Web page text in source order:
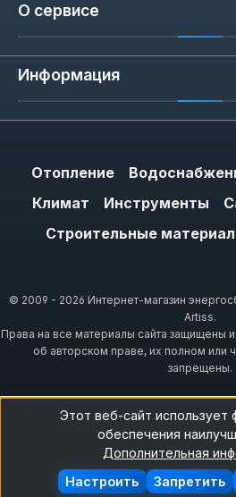
О сервисе
Информация
Отопление
Климат
Инструменты
Строительные
© 2009 - 2026 Интернет-магазин
Artiss.
Права на все материалы сайта защищены
об авторском праве, их полном или
запрещены.
Этот веб-сайт использует
обеспечения
Дополнительная
Запретить
Настроить